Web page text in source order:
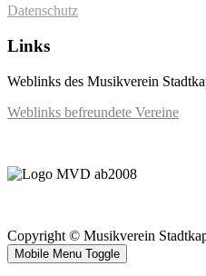
Datenschutz
Links
Weblinks des Musikverein
Weblinks befreundete Vereine
Copyright © Musikverein
Mobile Menu Toggle